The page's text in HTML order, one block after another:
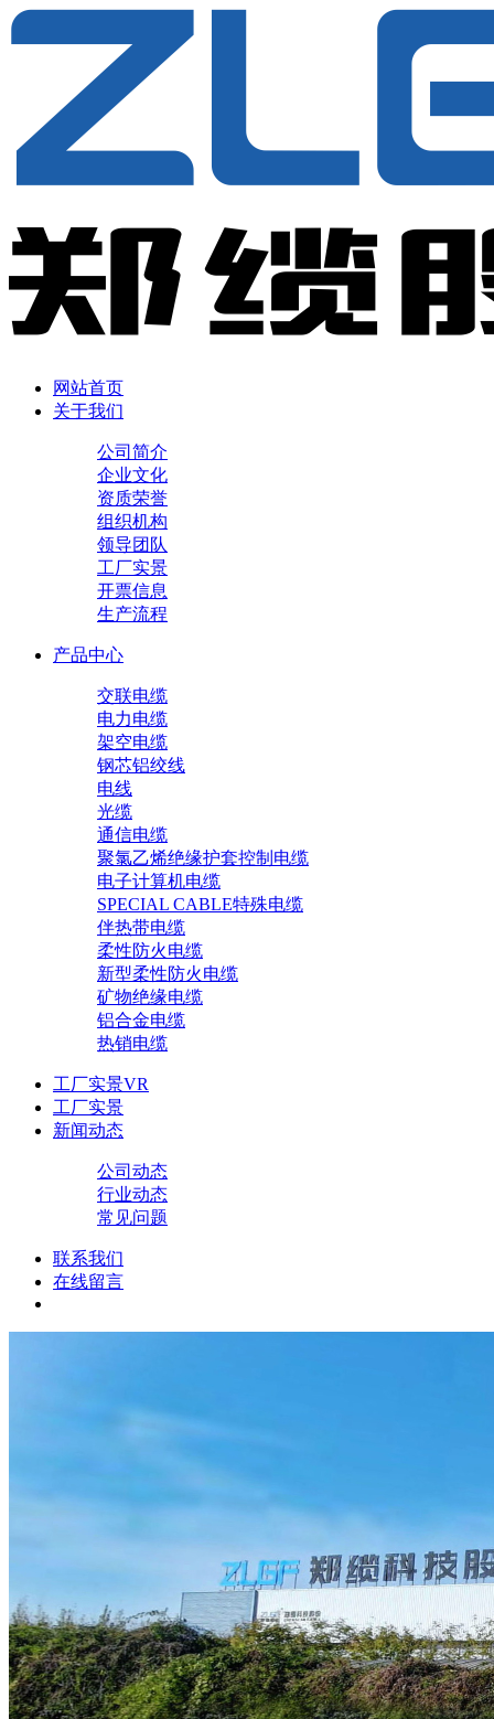
网站首页
关于我们
公司简介
企业文化
资质荣誉
组织机构
领导团队
工厂实景
开票信息
生产流程
产品中心
交联电缆
电力电缆
架空电缆
钢芯铝绞线
电线
光缆
通信电缆
聚氯乙烯绝缘护套控制电缆
电子计算机电缆
SPECIAL CABLE特殊电缆
伴热带电缆
柔性防火电缆
新型柔性防火电缆
矿物绝缘电缆
铝合金电缆
热销电缆
工厂实景VR
工厂实景
新闻动态
公司动态
行业动态
常见问题
联系我们
在线留言